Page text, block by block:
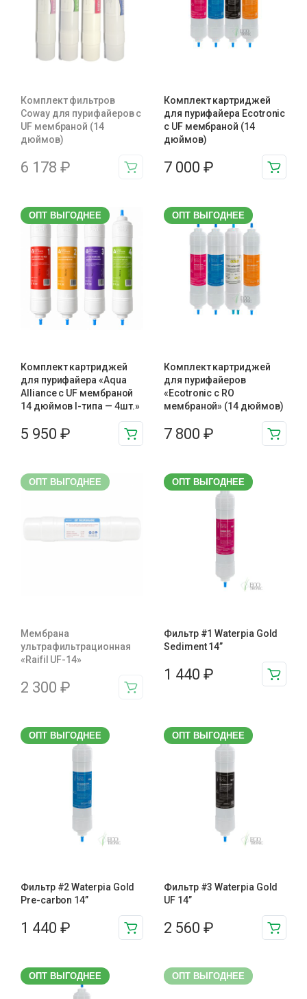
Комплект фильтров
Coway для пурифайеров с
UF мембраной (14
дюймов)
6 178 ₽
Комплект картриджей
для пурифайера Ecotronic
с UF мембраной (14
дюймов)
7 000 ₽
ОПТ ВЫГОДНЕЕ
Комплект картриджей
для пурифайера «Aqua
Alliance с UF мембраной
14 дюймов I-типа — 4шт.»
5 950 ₽
ОПТ ВЫГОДНЕЕ
Комплект картриджей
для пурифайеров
«Ecotronic с RO
мембраной» (14 дюймов)
7 800 ₽
ОПТ ВЫГОДНЕЕ
Мембрана
ультрафильтрационная
«Raifil UF-14»
2 300 ₽
ОПТ ВЫГОДНЕЕ
Фильтр #1 Waterpia Gold
Sediment 14”
1 440 ₽
ОПТ ВЫГОДНЕЕ
Фильтр #2 Waterpia Gold
Pre-carbon 14”
1 440 ₽
ОПТ ВЫГОДНЕЕ
Фильтр #3 Waterpia Gold
UF 14”
2 560 ₽
ОПТ ВЫГОДНЕЕ ОПТ ВЫГОДНЕЕ